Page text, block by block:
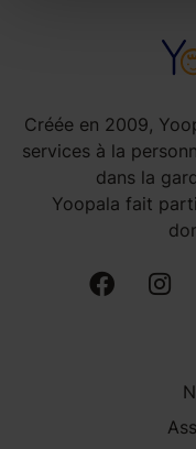
Créée en 2009,
services à la
dans la
Yoopala fait